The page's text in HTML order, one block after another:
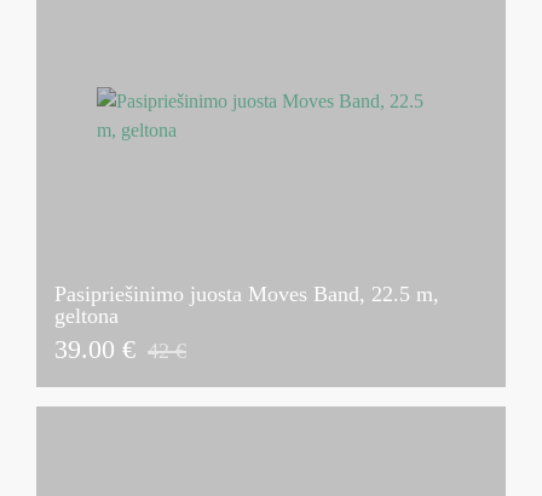
Pasipriešinimo juosta Moves Band, 22.5 m,
geltona
39.00 € 42 €